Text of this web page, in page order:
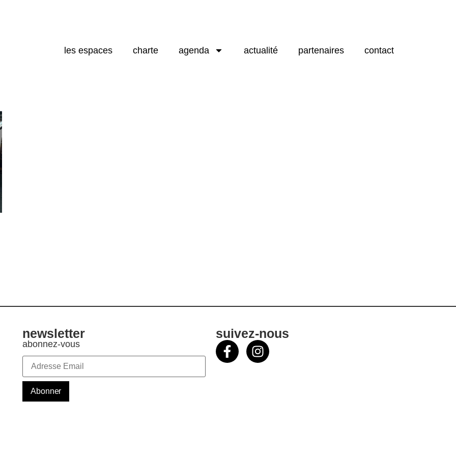
les espaces charte agenda actualité partenaires contact
newsletter
abonnez-vous
suivez-nous